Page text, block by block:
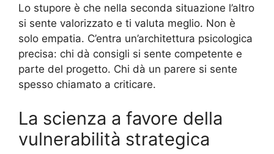
Lo stupore è che nella seconda situazione l’altro
si sente valorizzato e ti valuta meglio. Non è
solo empatia. C’entra un’architettura psicologica
precisa: chi dà consigli si sente competente e
parte del progetto. Chi dà un parere si sente
spesso chiamato a criticare.
La scienza a favore della
vulnerabilità strategica